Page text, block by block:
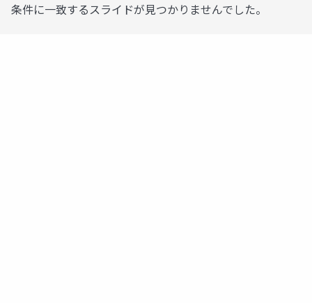
条件に一致するスライドが見つかりませんでした。